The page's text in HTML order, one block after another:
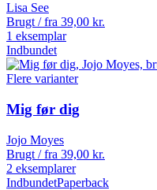
Lisa See
Brugt / fra 39,00 kr.
1 eksemplar
Indbundet
Flere varianter
Mig før dig
Jojo Moyes
Brugt / fra 39,00 kr.
2 eksemplarer
IndbundetPaperback